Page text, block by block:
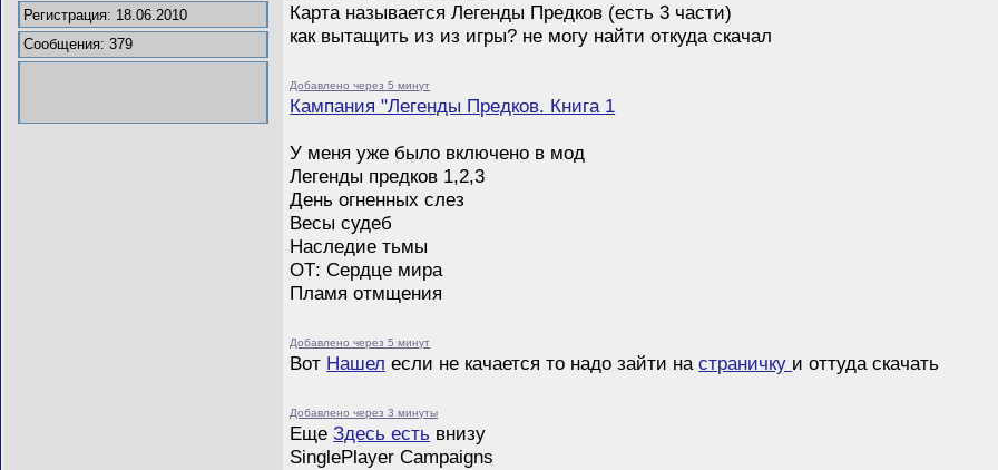
Регистрация: 18.06.2010
Сообщения: 379
Карта называется Легенды Предков (есть 3 части)
как вытащить из из игры? не могу найти откуда скачал
Добавлено через 5 минут
Кампания "Легенды Предков. Книга 1
У меня уже было включено в мод
Легенды предков 1,2,3
День огненных слез
Весы судеб
Наследие тьмы
ОТ: Сердце мира
Пламя отмщения
Добавлено через 5 минут
Вот Нашел если не качается то надо зайти настраничку и оттуда скачать
Добавлено через 3 минуты
ЕщеЗдесь есть внизу
SinglePlayer Campaigns